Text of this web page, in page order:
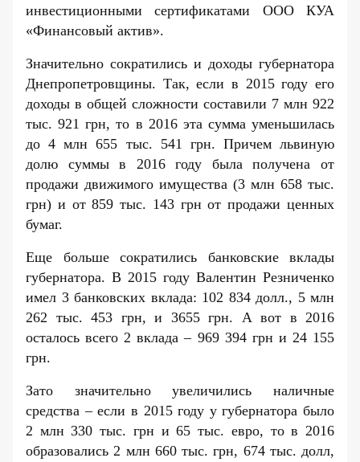
инвестиционными сертификатами ООО КУА
«Финансовый актив».
Значительно сократились и доходы губернатора
Днепропетровщины. Так, если в 2015 году его
доходы в общей сложности составили 7 млн 922
тыс. 921 грн, то в 2016 эта сумма уменьшилась
до 4 млн 655 тыс. 541 грн. Причем львиную
долю суммы в 2016 году была получена от
продажи движимого имущества (3 млн 658 тыс.
грн) и от 859 тыс. 143 грн от продажи ценных
бумаг.
Еще больше сократились банковские вклады
губернатора. В 2015 году Валентин Резниченко
имел 3 банковских вклада: 102 834 долл., 5 млн
262 тыс. 453 грн, и 3655 грн. А вот в 2016
осталось всего 2 вклада – 969 394 грн и 24 155
грн.
Зато значительно увеличились наличные
средства – если в 2015 году у губернатора было
2 млн 330 тыс. грн и 65 тыс. евро, то в 2016
образовались 2 млн 660 тыс. грн, 674 тыс. долл,